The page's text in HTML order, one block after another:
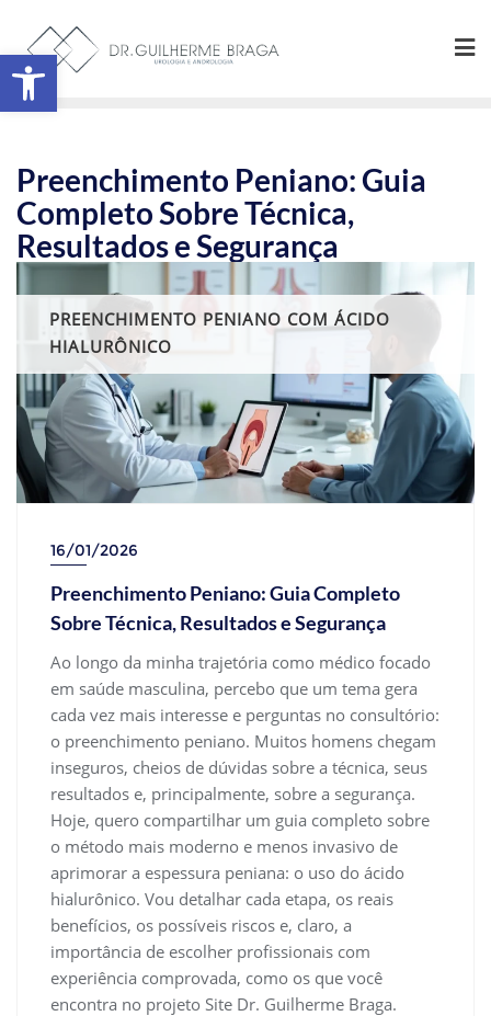
Abrir a barra de ferramentas
Preenchimento Peniano: Guia
Completo Sobre Técnica,
Resultados e Segurança
PREENCHIMENTO PENIANO COM ÁCIDO
HIALURÔNICO
16/01/2026
Preenchimento Peniano: Guia Completo
Sobre Técnica, Resultados e Segurança
Ao longo da minha trajetória como médico focado
em saúde masculina, percebo que um tema gera
cada vez mais interesse e perguntas no consultório:
o preenchimento peniano. Muitos homens chegam
inseguros, cheios de dúvidas sobre a técnica, seus
resultados e, principalmente, sobre a segurança.
Hoje, quero compartilhar um guia completo sobre
o método mais moderno e menos invasivo de
aprimorar a espessura peniana: o uso do ácido
hialurônico. Vou detalhar cada etapa, os reais
benefícios, os possíveis riscos e, claro, a
importância de escolher profissionais com
experiência comprovada, como os que você
encontra no projeto Site Dr. Guilherme Braga.